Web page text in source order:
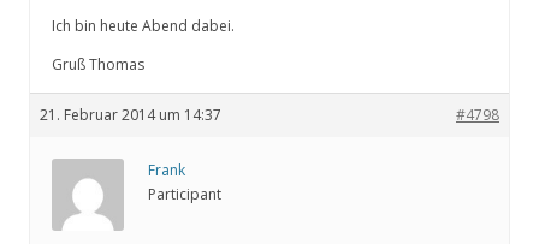
Ich bin heute Abend dabei.
Gruß Thomas
21. Februar 2014 um 14:37 #4798
Frank
Participant